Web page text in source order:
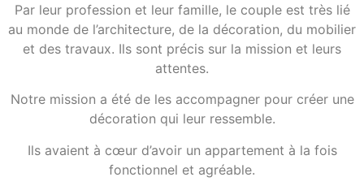
Par leur profession et leur famille, le couple est très lié
au monde de l’architecture, de la décoration, du mobilier
et des travaux. Ils sont précis sur la mission et leurs
attentes.
Notre mission a été de les accompagner pour créer une
décoration qui leur ressemble.
Ils avaient à cœur d’avoir un appartement à la fois
fonctionnel et agréable.